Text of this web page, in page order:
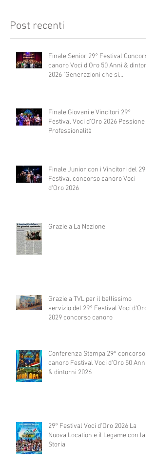
Post recenti
Finale Senior 29° Festival Concorso
canoro Voci d'Oro 50 Anni & dintorni
2026 "Generazioni che si
Finale Giovani e Vincitori 29°
Festival Voci d'Oro 2026 Passione e
Professionalità
Finale Junior con i Vincitori del 29°
Festival concorso canoro Voci
d'Oro 2026
Grazie a La Nazione
Grazie a TVL per il bellissimo
servizio del 29° Festival Voci d'Oro
2029 concorso canoro
Conferenza Stampa 29° concorso
canoro Festival Voci d'Oro 50 Anni
& dintorni 2026
29° Festival Voci d'Oro 2026 La
Nuova Location e il Legame con la
Storia